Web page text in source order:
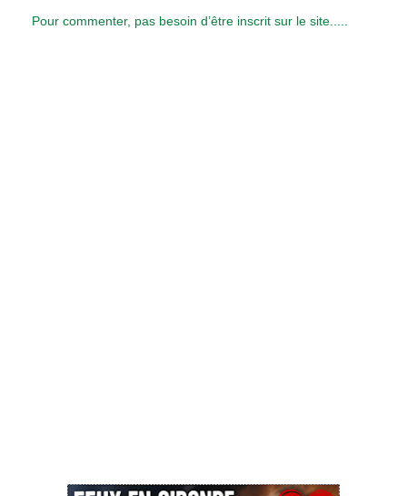
Pour commenter, pas besoin d’être inscrit sur le site.....